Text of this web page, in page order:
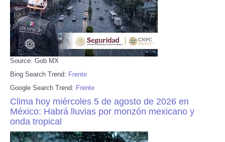
Source: Gob MX
Bing Search Trend: Frente
Google Search Trend: Frente
Clima hoy miércoles 5 de agosto de 2026 en
México: Habrá lluvias por monzón mexicano y
onda tropical